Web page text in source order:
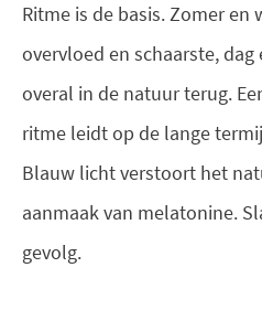
Ritme is de basis. Zomer en
overvloed en schaarste, dag
overal in de natuur terug.
ritme leidt op de lange
Blauw licht verstoort het
aanmaak van melatonine.
gevolg.